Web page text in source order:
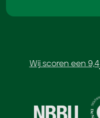
Wij scoren een 9,4